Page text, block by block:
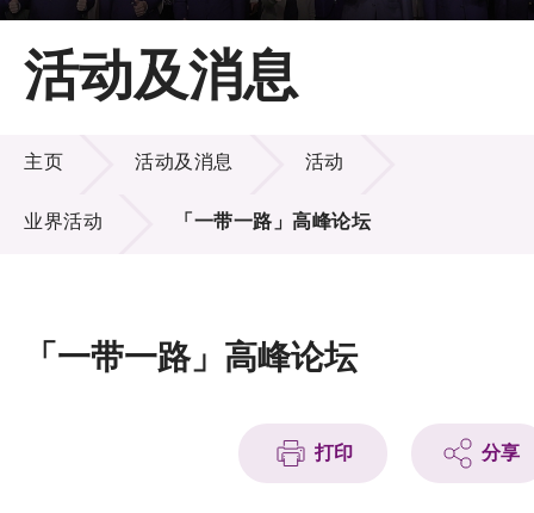
主页
关于LSCM
技术商品化
项目及资助计划
活动及消息
活动及消息
活动及消息
主页 活动及消息 活动
业界活动 「一带一路」高峰论坛
「一带一路」高峰论坛
打印 分享